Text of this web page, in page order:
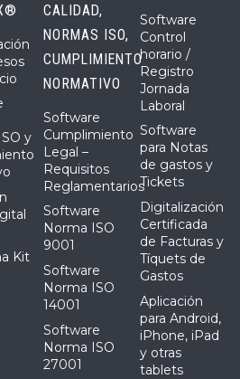
y
Kit
CALIDAD,
NORMAS ISO,
CUMPLIMIENTO
NORMATIVO
Software
Cumplimiento
Legal –
Requisitos
Reglamentarios
Software
Norma ISO
9001
Software
Norma ISO
14001
Software
Norma ISO
27001
Software
Control
horario /
Registro
Jornada
Laboral
Software
para Notas
de gastos y
Tickets
Digitalización
Certificada
de Facturas y
Tíquets de
Gastos
Aplicación
para Android,
iPhone, iPad
y otras
tablets